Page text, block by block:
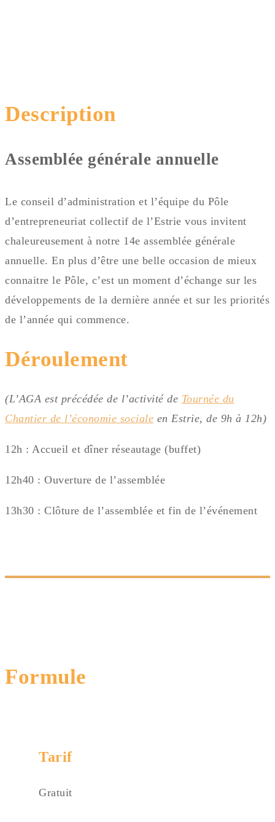
Description
Assemblée générale annuelle
Le conseil d’administration et l’équipe du Pôle
d’entrepreneuriat collectif de l’Estrie vous invitent
chaleureusement à notre 14e assemblée générale
annuelle. En plus d’être une belle occasion de mieux
connaitre le Pôle, c’est un moment d’échange sur les
développements de la dernière année et sur les priorités
de l’année qui commence.
Déroulement
(L’AGA est précédée de l’activité de Tournée du
Chantier de l’économie sociale en Estrie, de 9h à 12h)
12h : Accueil et dîner réseautage (buffet)
12h40 : Ouverture de l’assemblée
13h30 : Clôture de l’assemblée et fin de l’événement
Formule
Tarif
Gratuit